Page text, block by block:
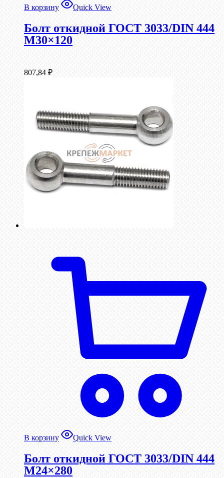
В корзину Quick View
Болт откидной ГОСТ 3033/DIN 444
М30×120
807,84 ₽
В корзину Quick View
Болт откидной ГОСТ 3033/DIN 444
М24×280